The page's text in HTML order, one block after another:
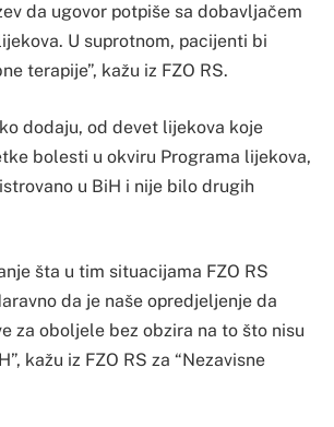
da ugovor potpiše sa dobavljačem
U suprotnom, pacijenti bi
terapije”, kažu iz FZO RS.
dodaju, od devet lijekova koje
bolesti u okviru Programa lijekova,
u BiH i nije bilo drugih
šta u tim situacijama FZO RS
da je naše opredjeljenje da
za oboljele bez obzira na to što nisu
kažu iz FZO RS za “Nezavisne